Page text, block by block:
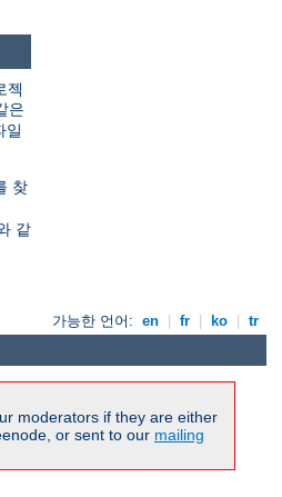
젝
은
일
찾
같
가능한 언어: en fr ko tr
moderators if they are either
or sent to our mailing